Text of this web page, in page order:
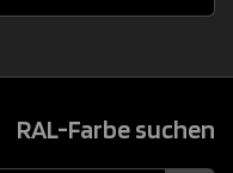
RAL-Farbe suchen